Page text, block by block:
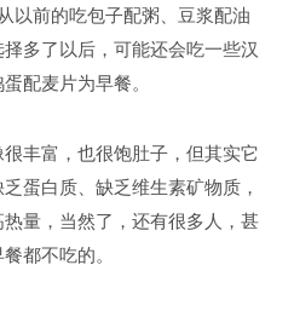
以前的吃包子配粥、豆浆配油
多了以后，可能还会吃一些汉
配麦片为早餐。
丰富，也很饱肚子，但其实它
蛋白质、缺乏维生素矿物质，
量，当然了，还有很多人，甚
都不吃的。